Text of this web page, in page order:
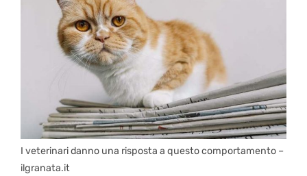
I veterinari danno una risposta a questo comportamento –
ilgranata.it